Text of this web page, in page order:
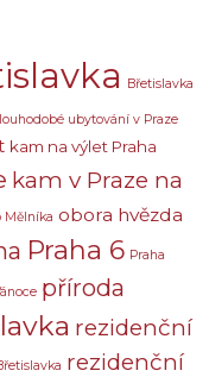
Břetislavka
ubytování v Praze
kam na výlet Praha
kam v Praze na
Mělníka obora hvězda
Praha 6 Praha
příroda
rezidenční
rezidenční